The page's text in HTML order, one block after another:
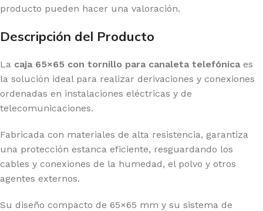
producto pueden hacer una valoración.
Descripción del Producto
La caja 65×65 con tornillo para canaleta telefónica es
la solución ideal para realizar derivaciones y conexiones
ordenadas en instalaciones eléctricas y de
telecomunicaciones.
Fabricada con materiales de alta resistencia, garantiza
una protección estanca eficiente, resguardando los
cables y conexiones de la humedad, el polvo y otros
agentes externos.
Su diseño compacto de 65×65 mm y su sistema de